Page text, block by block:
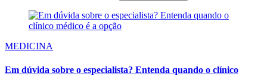
MEDICINA
Em dúvida sobre o especialista? Entenda quando o clínico